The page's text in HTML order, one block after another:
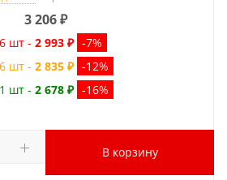
3 206₽
шт - 2 993 ₽ -7%
шт - 2 835 ₽ -12%
шт - 2 678 ₽ -16%
В корзину